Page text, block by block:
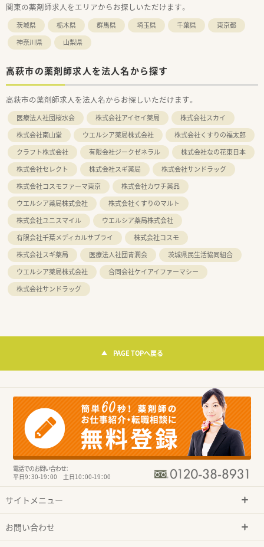
関東の薬剤師求人をエリアからお探しいただけます。
茨城県 栃木県 群馬県 埼玉県 千葉県
東京都
神奈川県
山梨県
高萩市の薬剤師求人を法人名から探す
高萩市の薬剤師求人を法人名からお探しいただけます。
医療法人社団桜水会 株式会社アイセイ薬局
株式会社スカイ
株式会社南山堂
ウエルシア薬局株式会社
株式会社くすりの福太郎
クラフト株式会社
有限会社ジークゼネラル
株式会社なの花東日本
株式会社セレクト
株式会社スギ薬局
株式会社サンドラッグ
株式会社コスモファーマ東京
株式会社カワチ薬品
ウエルシア薬局株式会社
株式会社くすりのマルト
株式会社ユニスマイル
ウエルシア薬局株式会社
有限会社千葉メディカルサプライ
株式会社コスモ
株式会社スギ薬局
医療法人社団青潤会
茨城県民生活協同組合
ウエルシア薬局株式会社
合同会社ケイアイファーマシー
株式会社サンドラッグ
PAGE TOPへ戻る
電話でのお問い合わせ：
平日9：30-19：00 土日10：00-19：00
サイトメニュー
お問い合わせ